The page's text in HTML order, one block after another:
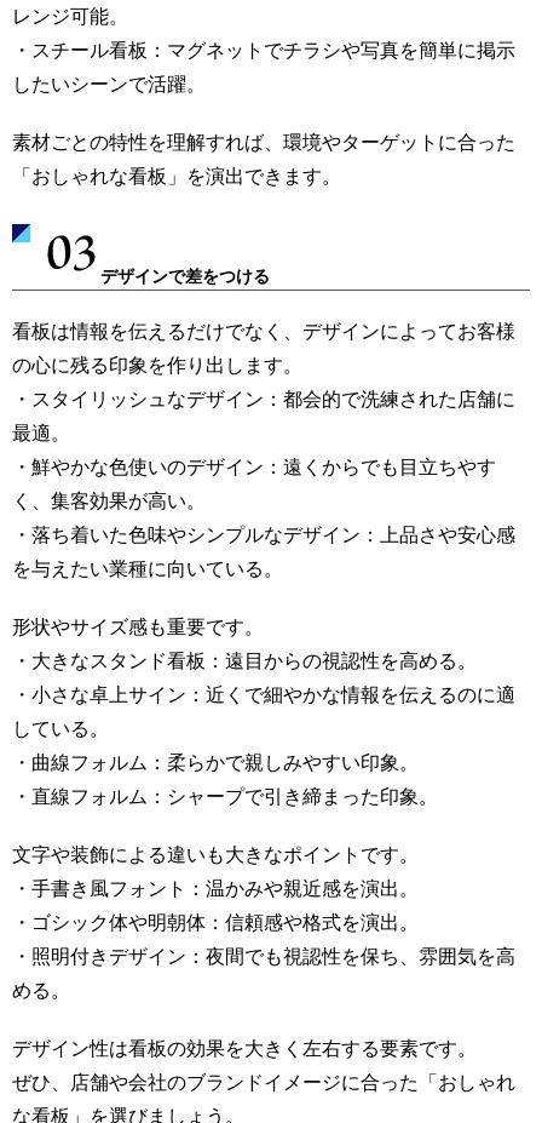
レンジ可能。
・スチール看板：マグネットでチラシや写真を簡単に掲示
したいシーンで活躍。
素材ごとの特性を理解すれば、環境やターゲットに合った
「おしゃれな看板」を演出できます。
デザインで差をつける
看板は情報を伝えるだけでなく、デザインによってお客様
の心に残る印象を作り出します。
・スタイリッシュなデザイン：都会的で洗練された店舗に
最適。
・鮮やかな色使いのデザイン：遠くからでも目立ちやす
く、集客効果が高い。
・落ち着いた色味やシンプルなデザイン：上品さや安心感
を与えたい業種に向いている。
形状やサイズ感も重要です。
・大きなスタンド看板：遠目からの視認性を高める。
・小さな卓上サイン：近くで細やかな情報を伝えるのに適
している。
・曲線フォルム：柔らかで親しみやすい印象。
・直線フォルム：シャープで引き締まった印象。
文字や装飾による違いも大きなポイントです。
・手書き風フォント：温かみや親近感を演出。
・ゴシック体や明朝体：信頼感や格式を演出。
・照明付きデザイン：夜間でも視認性を保ち、雰囲気を高
める。
デザイン性は看板の効果を大きく左右する要素です。
ぜひ、店舗や会社のブランドイメージに合った「おしゃれ
な看板」を選びましょう。